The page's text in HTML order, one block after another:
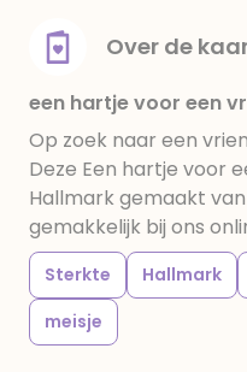
Over de
een hartje voor een
Op zoek naar een
Deze Een hartje voor
Hallmark gemaakt
gemakkelijk bij ons
Sterkte Hallmark
meisje